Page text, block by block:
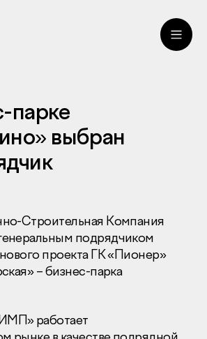
парке
выбран
Строительная Компания
подрядчиком
проекта ГК «Пионер»
– бизнес-парка
работает